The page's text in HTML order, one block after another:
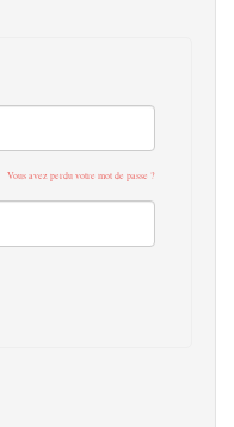
Vous avez perdu votre mot de passe ?